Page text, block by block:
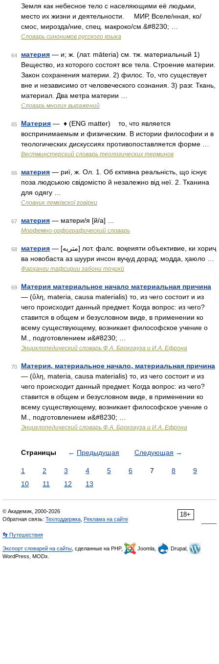
Земля как небесное тело с населяющими её людьми,
место их жизни и деятельности. МИР, Вселе/нная, ко/
смос, мирозда/ние, спец. макроко/см.&#8230; …
Словарь синонимов русского языка
64 материя — и; ж. (лат. māteria) см. тж. материальный 1)
Вещество, из которого состоят все тела. Строение материи.
Закон сохранения материи. 2) филос. То, что существует
вне и независимо от человеческого сознания. 3) разг. Ткань,
материал. Два метра материи …
Словарь многих выражений
65 Материя — ♦ (ENG matter) то, что является
воспринимаемым и физическим. В истории философии и в
теологических дискуссиях противопоставляется форме …
Вестминстерский словарь теологических терминов
66 материя — риї, ж. Ол. 1. Об єктивна реальність, що існує
поза людською свідомістю й незалежно від неї. 2. Тканина
для одягу …
Словник лемківскої говірки
67 материя — матери/я [й/а] …
Морфемно-орфографический словарь
68 материя — [متريه] лот. фалс. воқеияти объективие, ки хориҷ
ва новобаста аз шуури инсон вуҷуд дорад; модда, ҳаюло …
Фарҳанги тафсирии забони тоҷикӣ
69
Материя материальное начало материальная причина
— (ΰλη, materia, causa materialis) то, из чего состоит и из
чего происходит данный предмет. Когда вопрос: из чего?
ставится в общем и безусловном виде, в применении ко
всему существующему, возникает философское учение о
М., подготовлением и&#8230; …
Энциклопедический словарь Ф.А. Брокгауза и И.А. Ефрона
70
Материя, материальное начало, материальная причина
— (ΰλη, materia, causa materialis) то, из чего состоит и из
чего происходит данный предмет. Когда вопрос: из чего?
ставится в общем и безусловном виде, в применении ко
всему существующему, возникает философское учение о
М., подготовлением и&#8230; …
Энциклопедический словарь Ф.А. Брокгауза и И.А. Ефрона
Страницы ← Предыдущая Следующая →
1 2 3 4 5 6 7 8
9
10
11 12 13
18+
© Академик, 2000-2026
Обратная связь: Техподдержка Реклама на сайте
👣 Путешествия
Экспорт словарей на сайты , сделанные на PHP, Joomla,
Drupal,
WordPress, MODx.